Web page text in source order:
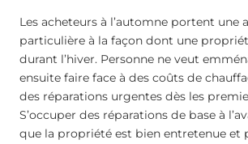
Les acheteurs à l’automne portent une
particulière à la façon dont une
durant l’hiver. Personne ne veut
ensuite faire face à des coûts de
des réparations urgentes dès les
S’occuper des réparations de base à
que la propriété est bien entretenue et